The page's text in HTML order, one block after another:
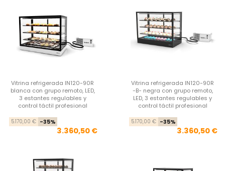
Vitrina refrigerada IN120-90R
blanca con grupo remoto, LED,
3 estantes regulables y
control táctil profesional
Precio base
5.170,00 € -35%
3.360,50 €
Vitrina refrigerada IN120-90R
-B- negra con grupo remoto,
LED, 3 estantes regulables y
control táctil profesional
5.170,00 € -35%
3.360,50 €